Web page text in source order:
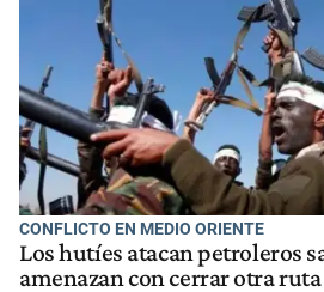
CONFLICTO EN MEDIO ORIENTE
Los hutíes atacan petroleros
amenazan con cerrar otra